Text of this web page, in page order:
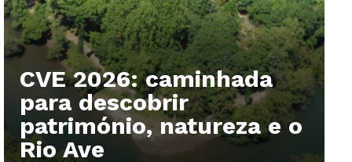
CVE 2026: caminhada
para descobrir
património, natureza e o
Rio Ave